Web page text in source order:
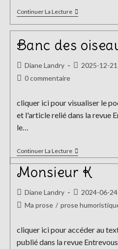
Continuer La LectureHaikuvertures
Entrevous
29
Banc des
Auteur/autrice
de
Diane Landry
Publication
2025-12-21
Commentaires
publication :
0 commentaire
cliquer ici pour visualiser le
et l'article relié dans la revue
le…
Continuer La LectureBanc
Des
Oiseaux
Monsieur K
Auteur/autrice
de
Diane Landry
Publication
publiée :
2024-06-24
PostMa prose / prose
cliquer ici pour accéder au
publié dans la revue